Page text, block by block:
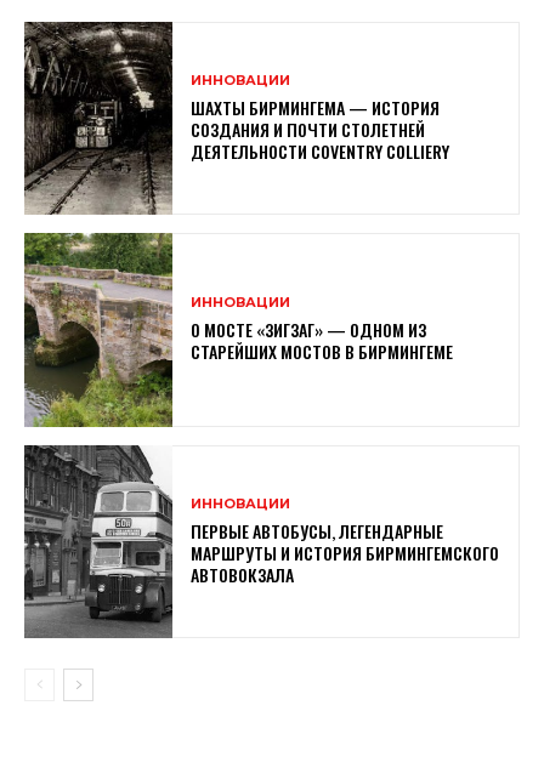
ИННОВАЦИИ
ШАХТЫ БИРМИНГЕМА — ИСТОРИЯ
СОЗДАНИЯ И ПОЧТИ СТОЛЕТНЕЙ
ДЕЯТЕЛЬНОСТИ COVENTRY COLLIERY
ИННОВАЦИИ
О МОСТЕ «ЗИГЗАГ» — ОДНОМ ИЗ
СТАРЕЙШИХ МОСТОВ В БИРМИНГЕМЕ
ИННОВАЦИИ
ПЕРВЫЕ АВТОБУСЫ, ЛЕГЕНДАРНЫЕ
МАРШРУТЫ И ИСТОРИЯ БИРМИНГЕМСКОГО
АВТОВОКЗАЛА